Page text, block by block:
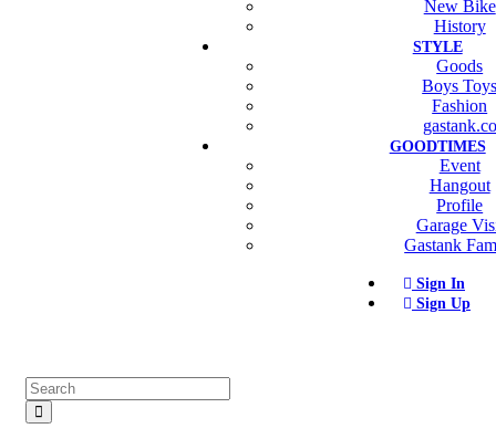
New Bike
History
STYLE
Goods
Boys
Fashion
gastank.co
GOODTIMES
Event
Hangout
Profile
Garage
Gastank
Sign In
Sign Up